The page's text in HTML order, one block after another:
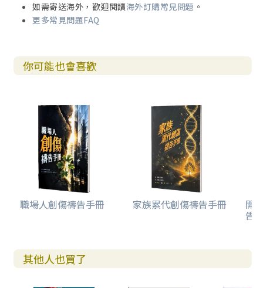
如需寄送海外，歡迎閱讀海外訂購常見問題 。
更多常見問題FAQ
你可能也會喜歡
職場人創傷禱告手冊 家族累代創傷禱告手冊 開
告(
其他人也買了